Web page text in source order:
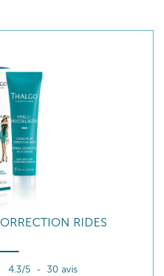
RIDES
4.3/5 - 30 avis